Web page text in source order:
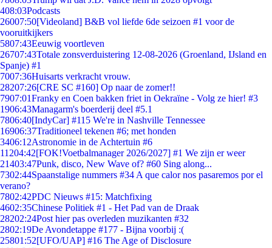
408:03Podcasts
26007:50[Videoland] B&B vol liefde 6de seizoen #1 voor de
vooruitkijkers
5807:43Eeuwig voortleven
26707:43Totale zonsverduistering 12-08-2026 (Groenland, IJsland en
Spanje) #1
7007:36Huisarts verkracht vrouw.
28207:26[CRE SC #160] Op naar de zomer!!
7907:01Franky en Coen bakken friet in Oekraïne - Volg ze hier! #3
1906:43Managarm's boerderij deel #5.1
7806:40[IndyCar] #115 We're in Nashville Tennessee
16906:37Traditioneel tekenen #6; met honden
3406:12Astronomie in de Achtertuin #6
11204:42[FOK!Voetbalmanager 2026/2027] #1 We zijn er weer
21403:47Punk, disco, New Wave of? #60 Sing along...
7302:44Spaanstalige nummers #34 A que calor nos pasaremos por el
verano?
7802:42PDC Nieuws #15: Matchfixing
4602:35Chinese Politiek #1 - Het Pad van de Draak
28202:24Post hier pas overleden muzikanten #32
2802:19De Avondetappe #177 - Bijna voorbij :(
25801:52[UFO/UAP] #16 The Age of Disclosure